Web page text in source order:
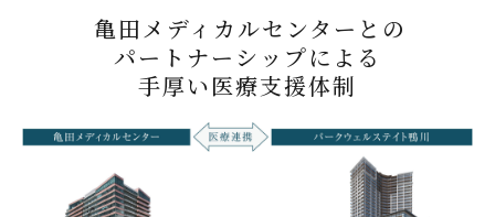
亀田メディカルセンターとの
パートナーシップによる
手厚い医療支援体制